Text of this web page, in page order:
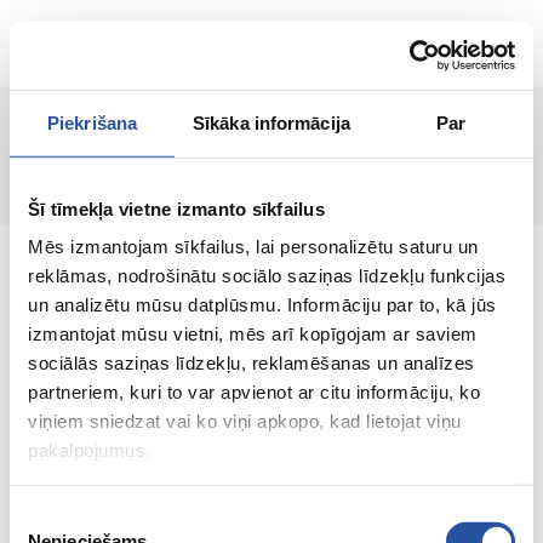
Piekrišana Sīkāka informācija Par
Šī tīmekļa vietne izmanto sīkfailus
Mēs izmantojam sīkfailus, lai personalizētu saturu un
reklāmas, nodrošinātu sociālo saziņas līdzekļu funkcijas
un analizētu mūsu datplūsmu. Informāciju par to, kā jūs
izmantojat mūsu vietni, mēs arī kopīgojam ar saviem
sociālās saziņas līdzekļu, reklamēšanas un analīzes
partneriem, kuri to var apvienot ar citu informāciju, ko
viņiem sniedzat vai ko viņi apkopo, kad lietojat viņu
pakalpojumus.
LT
Prekė nerasta!
Internetinė parduotuvė su palankiomis
kainomis ir kokybiškomis prekėmis, kurioje
klientų pasitenkinimas yra mūsų pagrindinė
vertybė.
Viskas Tavo namams ir sodui!